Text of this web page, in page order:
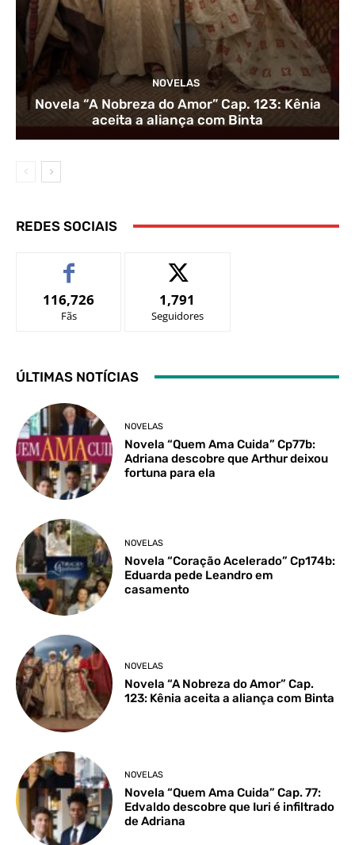
NOVELAS
Novela “A Nobreza do Amor” Cap. 123: Kênia
aceita a aliança com Binta
REDES SOCIAIS
116,726
Fãs
1,791
Seguidores
ÚLTIMAS NOTÍCIAS
NOVELAS
Novela “Quem Ama Cuida” Cp77b:
Adriana descobre que Arthur deixou
fortuna para ela
NOVELAS
Novela “Coração Acelerado” Cp174b:
Eduarda pede Leandro em
casamento
NOVELAS
Novela “A Nobreza do Amor” Cap.
123: Kênia aceita a aliança com Binta
NOVELAS
Novela “Quem Ama Cuida” Cap. 77:
Edvaldo descobre que Iuri é infiltrado
de Adriana